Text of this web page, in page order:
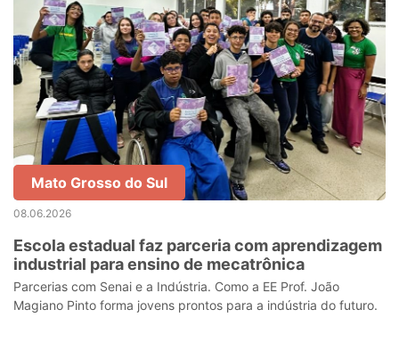
Mato Grosso do Sul
08.06.2026
Escola estadual faz parceria com aprendizagem
industrial para ensino de mecatrônica
Parcerias com Senai e a Indústria. Como a EE Prof. João
Magiano Pinto forma jovens prontos para a indústria do futuro.